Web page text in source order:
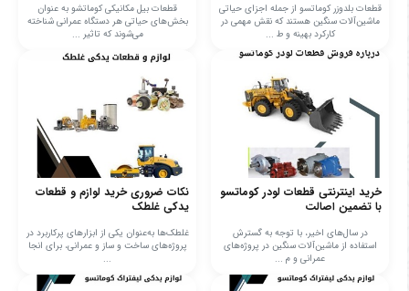
قطعات بلدوزر کوماتسو از جمله اجزای حیاتی
ماشین‌آلات سنگین هستند که نقش مهمی در
کارکرد بهینه و ط ...
قطعات بیل مکانیکی کوماتشو به عنوان
بخش‌های حیاتی هر دستگاه عمرانی شناخته
می‌شوند که تاثیر ...
خرید اینترنتی قطعات لودر کوماتسو
با تضمین اصالت
در سال‌های اخیر، با توجه به گسترش
استفاده از ماشین‌آلات سنگین در پروژه‌های
عمرانی و م ...
نکات ضروری خرید لوازم و قطعات
یدکی غلطک
غلطک‌ها به‌عنوان یکی از ابزارهای پرکاربرد در
پروژه‌های ساخت و ساز و عمرانی، برای انجا
...